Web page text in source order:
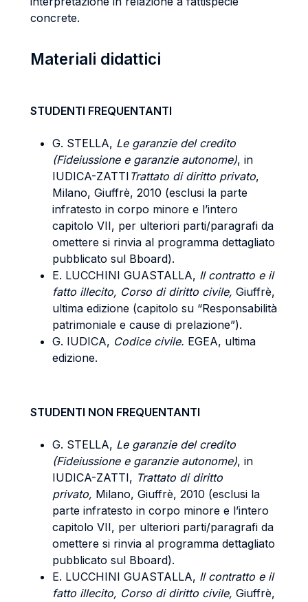
concrete.
Materiali didattici
STUDENTI FREQUENTANTI
G. STELLA, Le garanzie del credito
(Fideiussione e garanzie autonome), in
IUDICA-ZATTI Trattato di diritto privato,
Milano, Giuffrè, 2010 (esclusi la parte
infratesto in corpo minore e l’intero
capitolo VII, per ulteriori parti/paragrafi da
omettere si rinvia al programma dettagliato
pubblicato sul Bboard).
E. LUCCHINI GUASTALLA, Il contratto e il
fatto illecito, Corso di diritto civile, Giuffrè,
ultima edizione (capitolo su “Responsabilità
patrimoniale e cause di prelazione”).
G. IUDICA, Codice civile. EGEA, ultima
edizione.
STUDENTI NON FREQUENTANTI
G. STELLA, Le garanzie del credito
(Fideiussione e garanzie autonome), in
IUDICA-ZATTI, Trattato di diritto
privato, Milano, Giuffrè, 2010 (esclusi la
parte infratesto in corpo minore e l’intero
capitolo VII, per ulteriori parti/paragrafi da
omettere si rinvia al programma dettagliato
pubblicato sul Bboard).
E. LUCCHINI GUASTALLA, Il contratto e il
fatto illecito, Corso di diritto civile, Giuffrè,